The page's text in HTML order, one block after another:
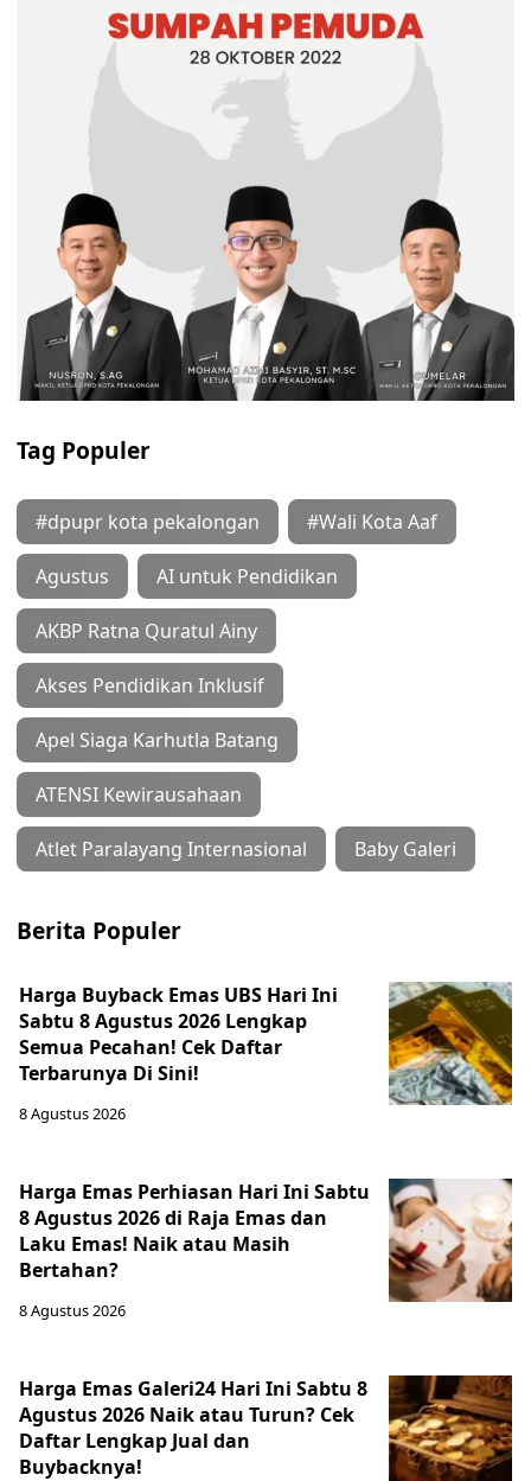
Tag Populer
#dpupr kota pekalongan #Wali Kota Aaf
Agustus AI untuk Pendidikan
AKBP Ratna Quratul Ainy
Akses Pendidikan Inklusif
Apel Siaga Karhutla Batang
ATENSI Kewirausahaan
Atlet Paralayang Internasional Baby Galeri
Berita Populer
Harga Buyback Emas UBS Hari Ini
Sabtu 8 Agustus 2026 Lengkap
Semua Pecahan! Cek Daftar
Terbarunya Di Sini!
8 Agustus 2026
Harga Emas Perhiasan Hari Ini Sabtu
8 Agustus 2026 di Raja Emas dan
Laku Emas! Naik atau Masih
Bertahan?
8 Agustus 2026
Harga Emas Galeri24 Hari Ini Sabtu 8
Agustus 2026 Naik atau Turun? Cek
Daftar Lengkap Jual dan
Buybacknya!